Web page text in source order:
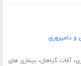
دامپروری
،آفات گیاهان،بیماری های